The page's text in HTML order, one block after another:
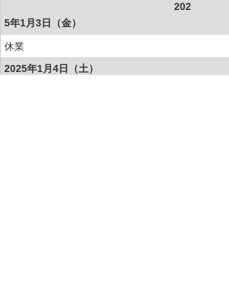
202
5年1月3日（金）
休業
2025年1月4日（土）